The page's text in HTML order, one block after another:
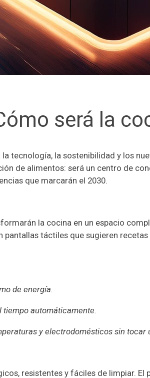
será la
tecnología, la sostenibilidad y los
de alimentos: será un centro de
que marcarán el 2030.
la cocina en un espacio
táctiles que sugieren
de energía.
tiempo automáticamente.
y electrodomésticos sin tocar
resistentes y fáciles de limpiar.